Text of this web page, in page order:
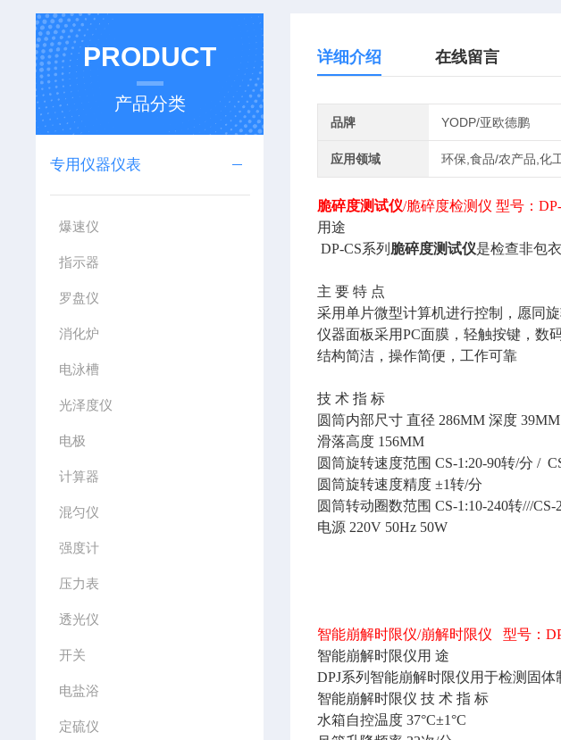
PRODUCT
产品分类
专用仪器仪表
爆速仪
指示器
罗盘仪
消化炉
电泳槽
光泽度仪
电极
计算器
混匀仪
强度计
压力表
透光仪
开关
电盐浴
定硫仪
详细介绍 在线留言
品牌 YODP/亚欧德鹏
应用领域 环保,食品/农产品,化
脆碎度测试仪/脆碎度检测仪 型号：
用途
DP-CS系列 脆碎度测试仪是检查非包
主 要 特 点
采用单片微型计算机进行控制，愿同
仪器面板采用PC面膜，轻触按键，数
结构简洁，操作简便，工作可靠
技 术 指 标
圆筒内部尺寸 直径 286MM 深度 39MM
滑落高度 156MM
圆筒旋转速度范围 CS-1:20-90转/分 /
圆筒旋转速度精度 ±1转/分
圆筒转动圈数范围 CS-1:10-240转///CS-
电源 220V 50Hz 50W
智能崩解时限仪/崩解时限仪 型号：
智能崩解时限仪用 途
DPJ系列智能崩解时限仪用于检测固体
智能崩解时限仪 技 术 指 标
水箱自控温度 37°C±1°C